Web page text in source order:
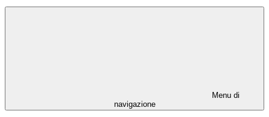
Menu di
navigazione